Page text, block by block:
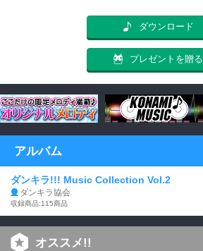
ダウンロード
プレゼントを贈る
アルバム
ダンキラ!!! Music Collection Vol.2
ダンキラ協会
収録商品:115商品
オススメ!!